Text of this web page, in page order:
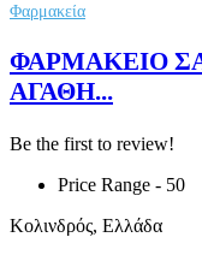
Φαρμακεία
ΦΑΡΜΑΚΕΙΟ
ΑΓΑΘΗ...
Be the first to review!
Price Range - 50
Κολινδρός, Ελλάδα